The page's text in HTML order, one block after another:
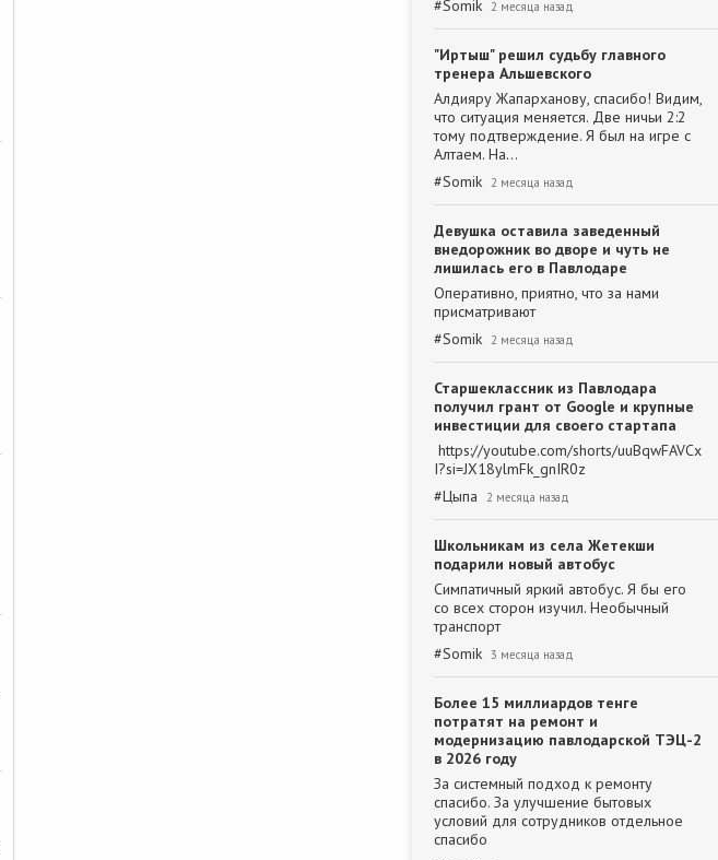
#Somik 2 месяца назад
"Иртыш" решил судьбу главного
тренера Альшевского
Алдияру Жапарханову, спасибо! Видим,
что ситуация меняется. Две ничьи 2:2
тому подтверждение. Я был на игре с
Алтаем. На…
#Somik 2 месяца назад
Девушка оставила заведенный
внедорожник во дворе и чуть не
лишилась его в Павлодаре
Оперативно, приятно, что за нами
присматривают
#Somik 2 месяца назад
Старшеклассник из Павлодара
получил грант от Google и крупные
инвестиции для своего стартапа
https://youtube.com/shorts/uuBqwFAVCx
I?si=JX18ylmFk_gnIR0z
#Цыпа 2 месяца назад
Школьникам из села Жетекши
подарили новый автобус
Симпатичный яркий автобус. Я бы его
со всех сторон изучил. Необычный
транспорт
#Somik 3 месяца назад
Более 15 миллиардов тенге
потратят на ремонт и
модернизацию павлодарской ТЭЦ-2
в 2026 году
За системный подход к ремонту
спасибо. За улучшение бытовых
условий для сотрудников отдельное
спасибо